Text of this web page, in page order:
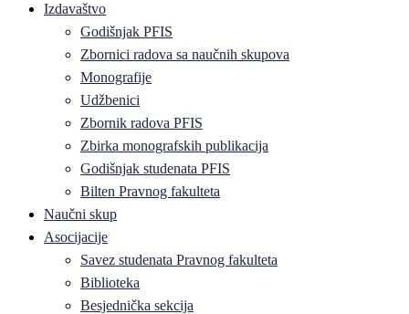
Izdavaštvo
Godišnjak PFIS
Zbornici radova sa naučnih skupova
Monografije
Udžbenici
Zbornik radova PFIS
Zbirka monografskih publikacija
Godišnjak studenata PFIS
Bilten Pravnog fakulteta
Naučni skup
Asocijacije
Savez studenata Pravnog fakulteta
Biblioteka
Besjednička sekcija